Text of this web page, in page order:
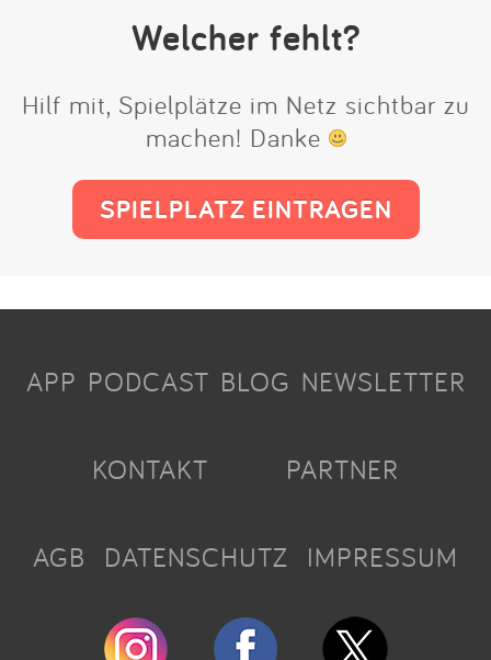
Welcher fehlt?
Hilf mit, Spielplätze im Netz sichtbar zu
machen! Danke
SPIELPLATZ EINTRAGEN
APP PODCAST BLOG NEWSLETTER
KONTAKT PARTNER
AGB DATENSCHUTZ IMPRESSUM